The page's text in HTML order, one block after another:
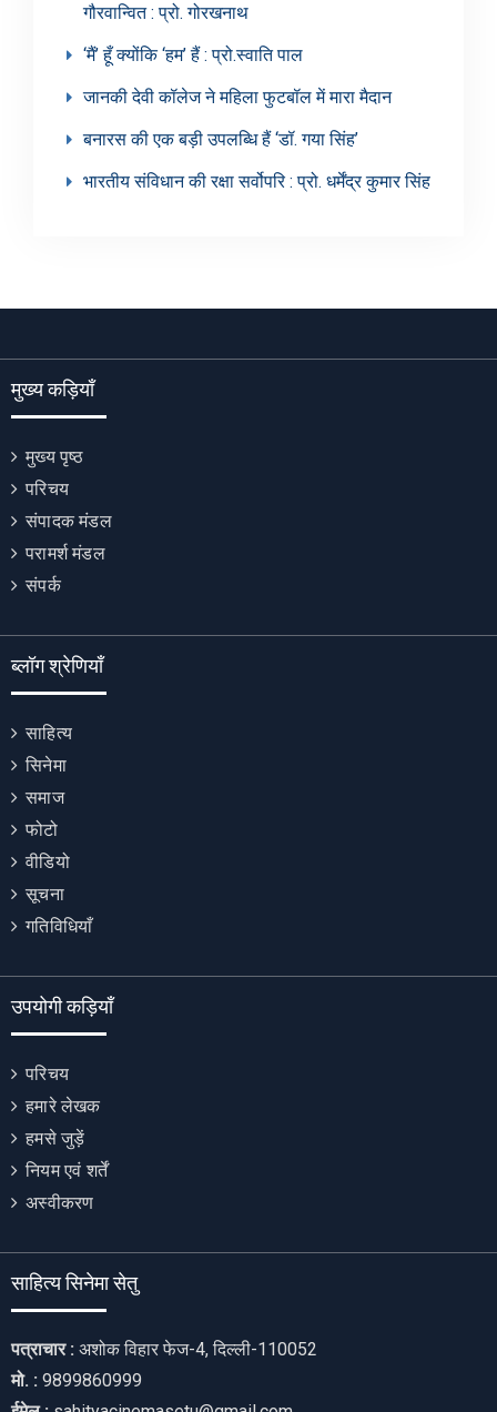
गौरवान्वित : प्रो. गोरखनाथ
‘मैं’ हूँ क्योंकि ‘हम’ हैं : प्रो.स्वाति पाल
जानकी देवी कॉलेज ने महिला फुटबॉल में मारा मैदान
बनारस की एक बड़ी उपलब्धि हैं ‘डॉ. गया सिंह’
भारतीय संविधान की रक्षा सर्वोपरि : प्रो. धर्मेंद्र कुमार सिंह
मुख्य कड़ियाँ
मुख्य पृष्ठ
परिचय
संपादक मंडल
परामर्श मंडल
संपर्क
ब्लॉग श्रेणियाँ
साहित्य
सिनेमा
समाज
फोटो
वीडियो
सूचना
गतिविधियाँ
उपयोगी कड़ियाँ
परिचय
हमारे लेखक
हमसे जुड़ें
नियम एवं शर्तें
अस्वीकरण
साहित्य सिनेमा सेतु
पत्राचार : अशोक विहार फेज-4, दिल्ली-110052
मो. : 9899860999